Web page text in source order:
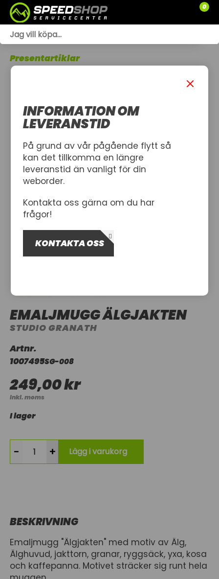
0
SLÄPVAGNAR
Presentartiklar
EMALJMUGG ÄLGJAKTEN
STUDIO GRANATH
Artnr.
1007495SG-008
249,00 kr
Inkl. moms
I lager
- + Lägg i varukorg
BESKRIVNING
Emaljmugg "Älgjakten" med motiv av Älg,
Älghuvud, jakttorn, granar, ryggsäck, yxa, kosa
och kaffepanna. Motivet sträcker sig runt hela
INFORMATION OM
LEVERANSTID
På grund av vår pågående flytt så
kan det tillkomma en längre
leveranstid än vanligt för din
weborder.
Kontakta oss gärna om du har
frågor!
KONTAKTA OSS